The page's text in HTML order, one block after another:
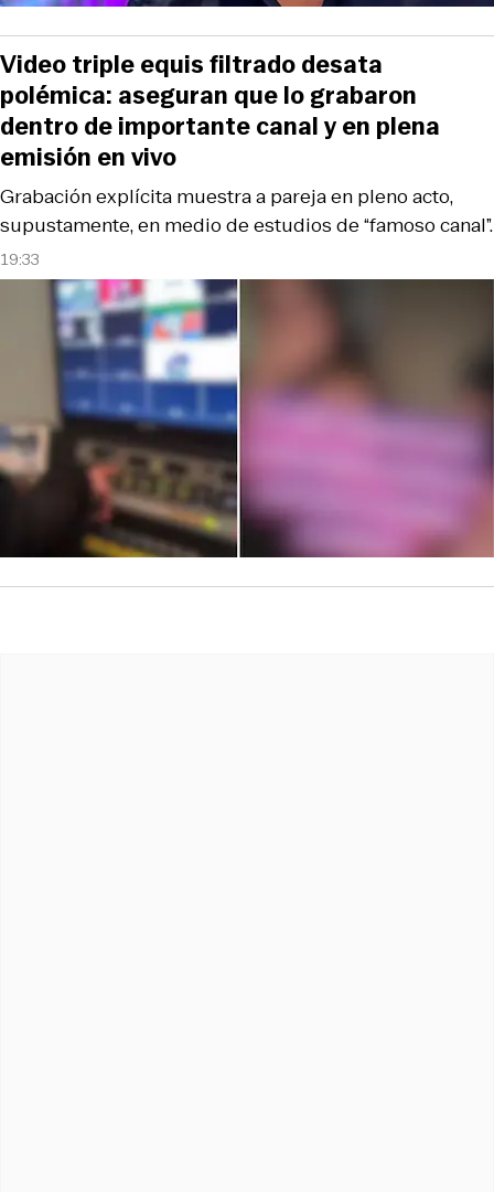
19:33
Grabación explícita muestra a pareja en pleno acto,
supustamente, en medio de estudios de “famoso canal”.
Video triple equis filtrado desata
polémica: aseguran que lo grabaron
dentro de importante canal y en plena
emisión en vivo